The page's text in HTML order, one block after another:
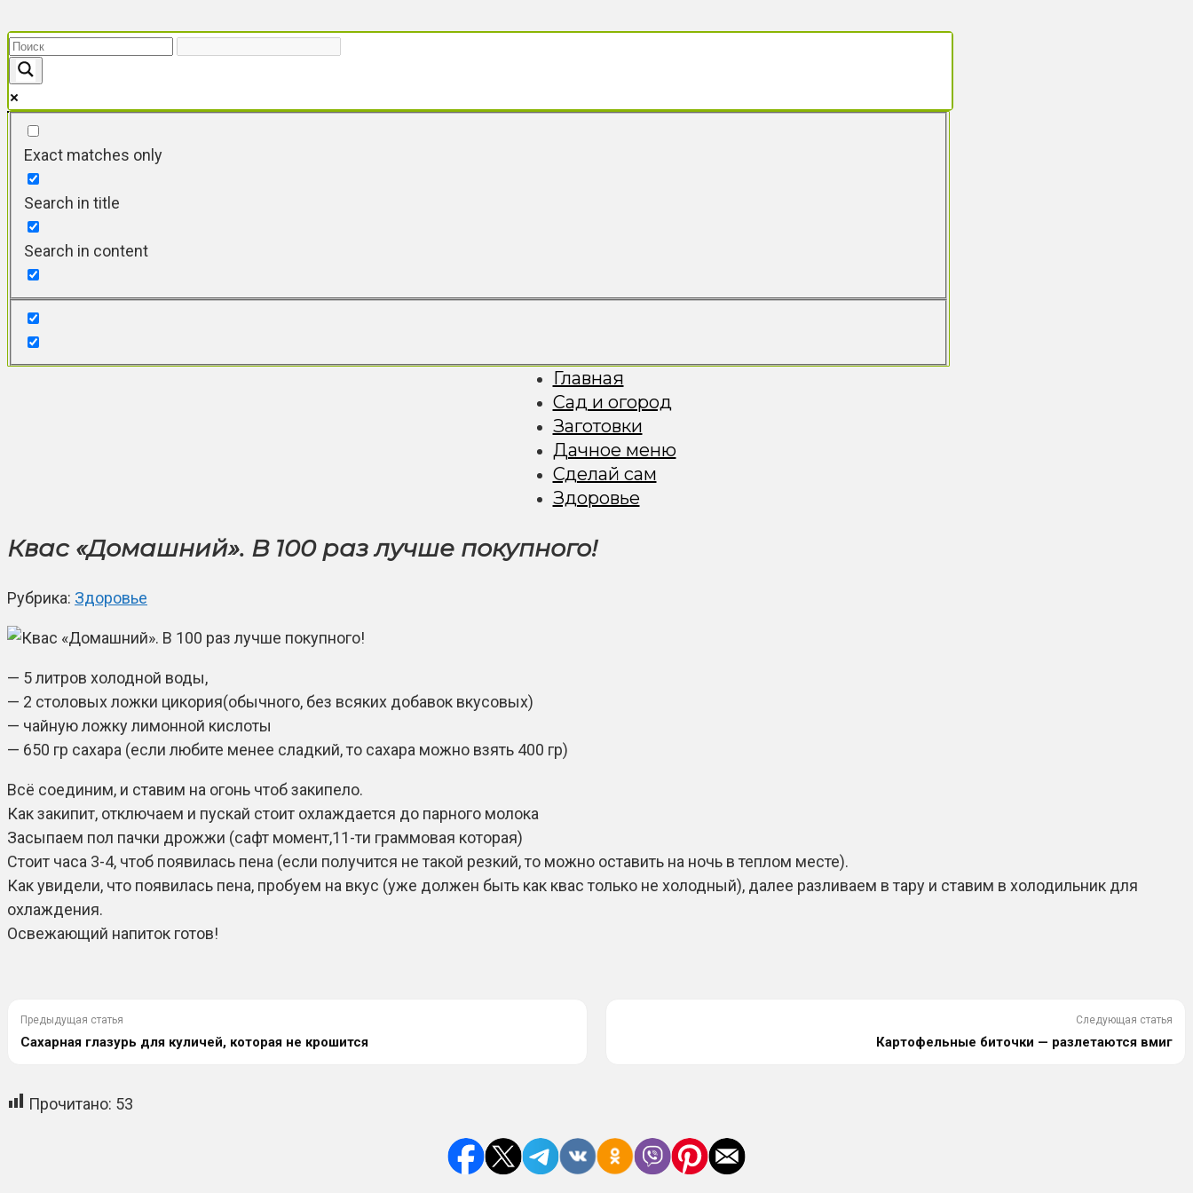
к
контенту
Exact matches only
Search in title
Search in content
Главная
Сад и огород
Заготовки
Дачное меню
Сделай сам
Здоровье
Квас «Домашний». В 100 раз лучше покупного!
Рубрика: Здоровье
— 5 литров холодной воды,
— 2 столовых ложки цикория(обычного, без всяких добавок вкусовых)
— чайную ложку лимонной кислоты
— 650 гр сахара (если любите менее сладкий, то сахара можно взять 400 гр)
Всё соединим, и ставим на огонь чтоб закипело.
Как закипит, отключаем и пускай стоит охлаждается до парного молока
Засыпаем пол пачки дрожжи (сафт момент,11-ти граммовая которая)
Стоит часа 3-4, чтоб появилась пена (если получится не такой резкий, то можно оставить на ночь в теплом месте).
Как увидели, что появилась пена, пробуем на вкус (уже должен быть как квас только не холодный), далее разливаем в тару и ставим в холодильник для
охлаждения.
Освежающий напиток готов!
Предыдущая статья
Сахарная глазурь для куличей, которая не крошится
Следующая статья
Картофельные биточки — разлетаются вмиг
Прочитано: 53